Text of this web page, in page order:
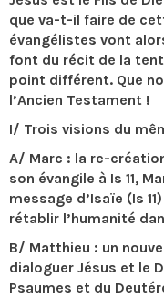
que va-t-il faire de
évangélistes vont
font du récit de la
point différent. Que
l’Ancien Testament !
I/ Trois visions du
A/ Marc : la re-
son évangile à Is 11,
message d’Isaïe (Is
rétablir l’humanité
B/ Matthieu : un
dialoguer Jésus et le
Psaumes et du